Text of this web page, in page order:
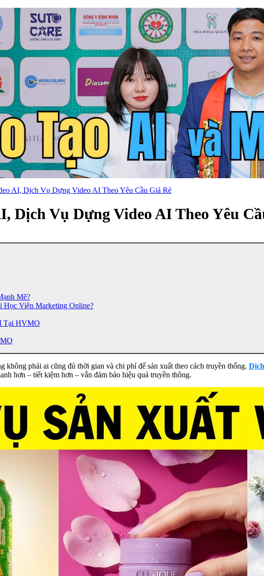
AI, Dịch Vụ Dựng Video AI Theo Yêu Cầu Giá Rẻ
Dịch Vụ Dựng Video AI Theo Yêu
Mẽ?
Viện Marketing Online?
Tại HVMO
phải ai cũng đủ thời gian và chi phí để sản xuất theo cách truyền thống.
hơn – tiết kiệm hơn – vẫn đảm bảo hiệu quả truyền thông.